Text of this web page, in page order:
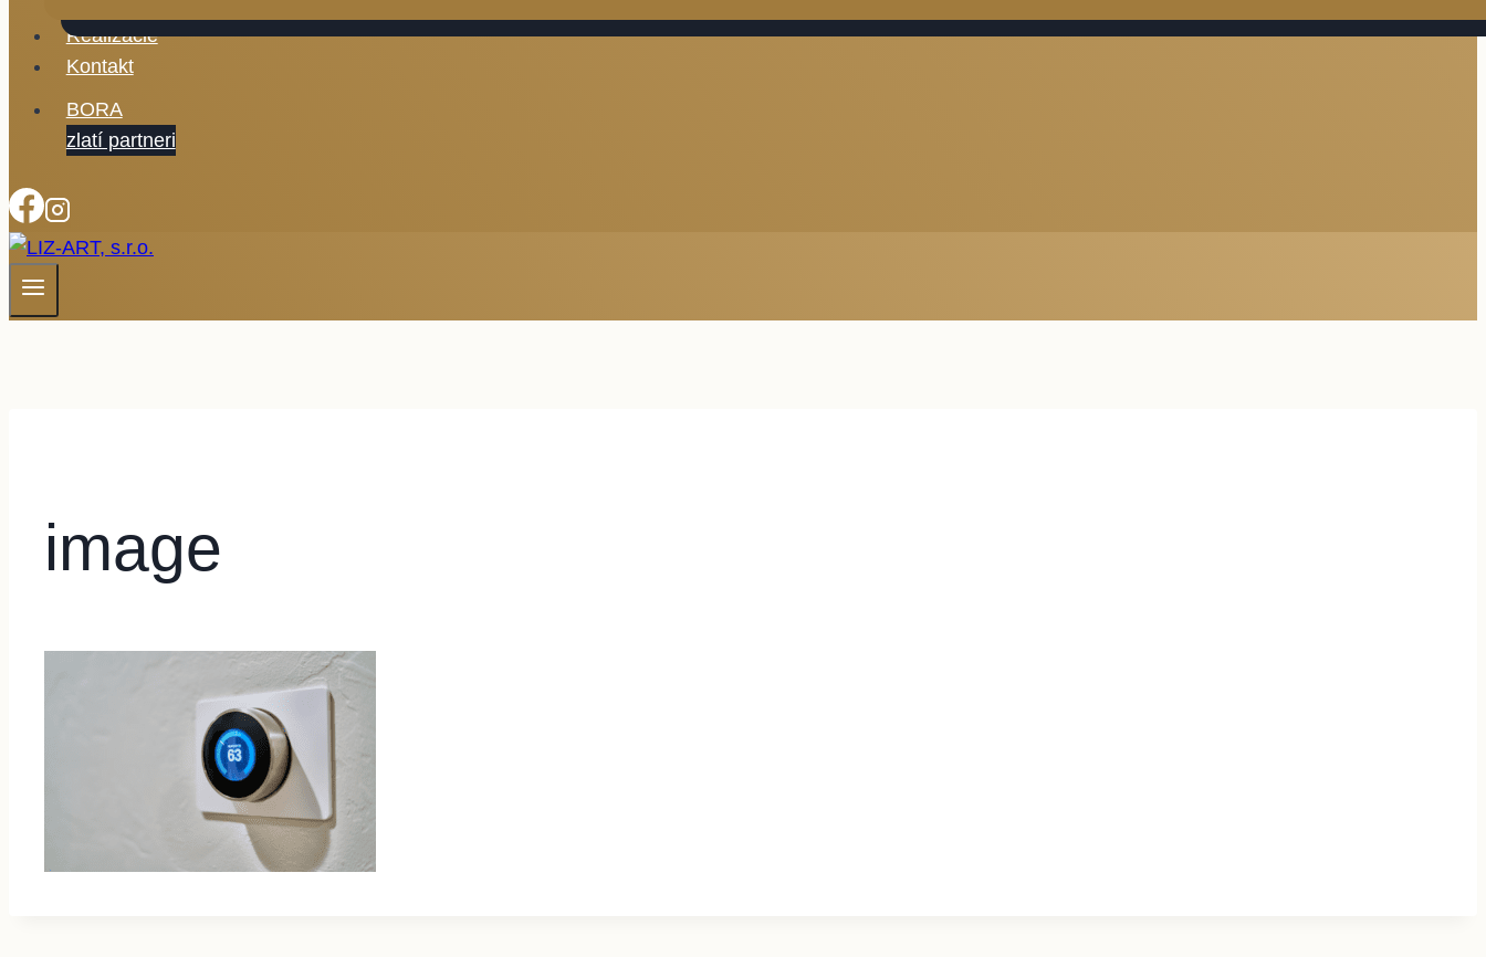
Realizácie
Kontakt
BORA
zlatí partneri
image